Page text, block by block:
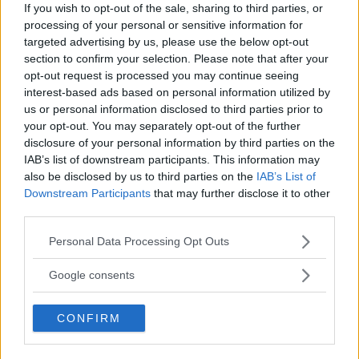
If you wish to opt-out of the sale, sharing to third parties, or
processing of your personal or sensitive information for
targeted advertising by us, please use the below opt-out
section to confirm your selection. Please note that after your
opt-out request is processed you may continue seeing
interest-based ads based on personal information utilized by
us or personal information disclosed to third parties prior to
your opt-out. You may separately opt-out of the further
disclosure of your personal information by third parties on the
IAB’s list of downstream participants. This information may
also be disclosed by us to third parties on the IAB’s List of
Downstream Participants that may further disclose it to other
Please note that this website/app uses one or more Google
not limited to your visit or usage behaviour. You may click to
use your data for below specified purposes in below Google
consent section.
Personal Data Processing Opt Outs
Google consents
CONFIRM
Continua a leggere dopo la pubblicità
Clarisonic va caricato elettricamente e una
carica dura un mesese l’apparecchio viene
utilizzato una volta al giorno: la durata si
dimezza se viene utilizzato due volte al giorno.
Ricordate di struccarvi completamente prima di
ma non è uno struccante.
Una volta finita la pulizia del viso
con Clarisonic
tiepida e sapone, eliminando tutti i residui